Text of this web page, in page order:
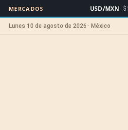
MERCADOS USD/MXN $17.14
Lunes 10 de agosto de 2026 · México